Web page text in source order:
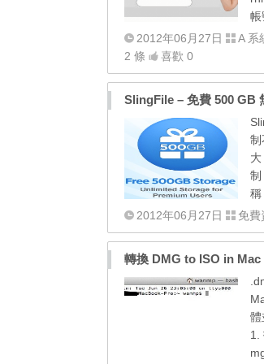
帳
2012年06月27日
A 系
2 條
喜歡 0
SlingFile – 免費 500 GB
制
制
稱
2012年06月27日
免費
轉換 DMG to ISO in Mac
體
1.